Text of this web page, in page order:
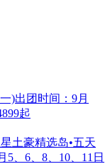
)出团时间：9月
起
土豪精选岛•五天
5、6、8、10、11日